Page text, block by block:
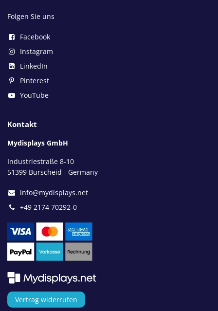
Folgen Sie uns
Facebook
Instagram
LinkedIn
Pinterest
YouTube
Kontakt
Mydisplays GmbH
Industriestraße 8-10
51399 Burscheid - Germany
info@mydisplays.net
+49 2174 70292-0
Vertrag widerrufen